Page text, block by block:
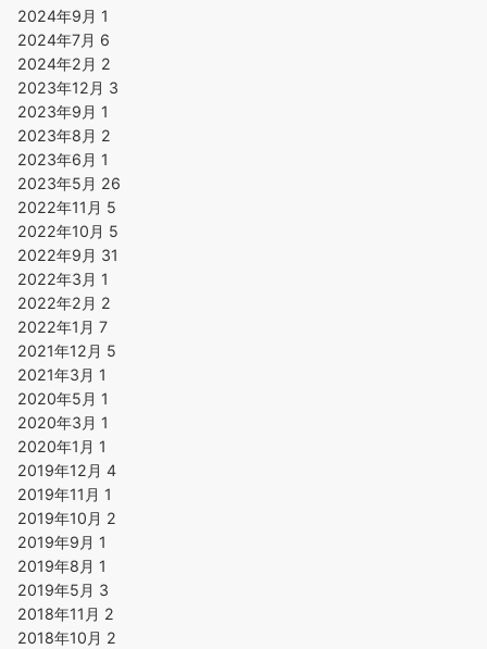
2024年9月 1
2024年7月 6
2024年2月 2
2023年12月 3
2023年9月 1
2023年8月 2
2023年6月 1
2023年5月 26
2022年11月 5
2022年10月 5
2022年9月 31
2022年3月 1
2022年2月 2
2022年1月 7
2021年12月 5
2021年3月 1
2020年5月 1
2020年3月 1
2020年1月 1
2019年12月 4
2019年11月 1
2019年10月 2
2019年9月 1
2019年8月 1
2019年5月 3
2018年11月 2
2018年10月 2